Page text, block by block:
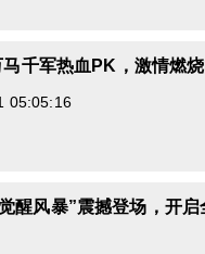
马千军热血PK，激情燃
05:05:16
醒风暴”震撼登场，开